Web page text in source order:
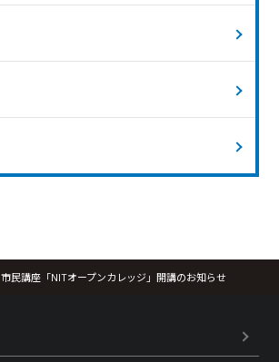
市民講座「NITオープンカレッジ」開講のお知らせ